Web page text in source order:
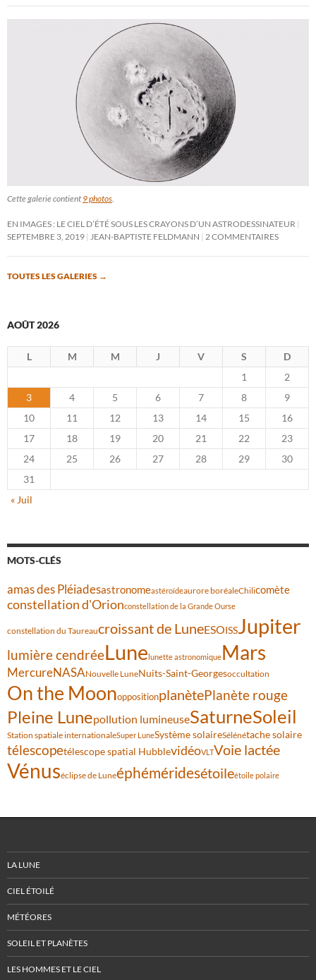
Cette galerie contient 9 photos.
EN IMAGES : LE CIEL D’ÉTÉ SOUS LES CRAYONS D’UN ASTRODESSINATEUR
SEPTEMBRE 3, 2019 JEAN-BAPTISTE FELDMANN 2 COMMENTAIRES
TOUTES LES GALERIES →
AOÛT 2026
L M M J V S
D
1
2
3
4 5 6 7 8
9
10
11 12 13 14 15
16
17
18 19 20 21 22
23
24
25 26 27 28 29
30
31
« Juil
MOTS-CLÉS
amas des Pléiadesastronomeastéroïdeaurore boréaleChilicomète
constellation d'Orionconstellation de la Grande Ourse
constellation du Taureaucroissant de LuneESOISSJupiter
lumière cendréeLune lunette astronomiqueMars
MercureNASANouvelle LuneNuits-Saint-Georgesoccultation
On the MoonoppositionplanètePlanète rouge
Pleine Lunepollution lumineuseSaturneSoleil
Station spatiale internationaleSuper LuneSystème solaireSélénétache solaire
télescopetélescope spatial HubblevidéoVLTVoie lactée
Vénuséclipse de Luneéphéméridesétoileétoile polaire
LA LUNE
CIEL ÉTOILÉ
MÉTÉORES
SOLEIL ET PLANÈTES
LES HOMMES ET LE CIEL